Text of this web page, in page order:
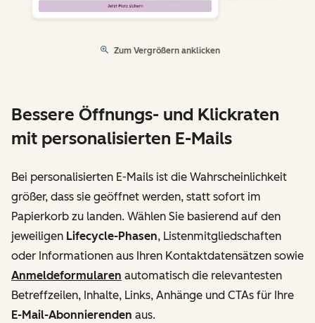
Zum Vergrößern anklicken
Bessere Öffnungs- und Klickraten
mit personalisierten E-Mails
Bei personalisierten E-Mails ist die Wahrscheinlichkeit
größer, dass sie geöffnet werden, statt sofort im
Papierkorb zu landen. Wählen Sie basierend auf den
jeweiligen Lifecycle-Phasen, Listenmitgliedschaften
oder Informationen aus Ihren Kontaktdatensätzen sowie
Anmeldeformularen automatisch die relevantesten
Betreffzeilen, Inhalte, Links, Anhänge und CTAs für Ihre
E-Mail-Abonnierenden aus.